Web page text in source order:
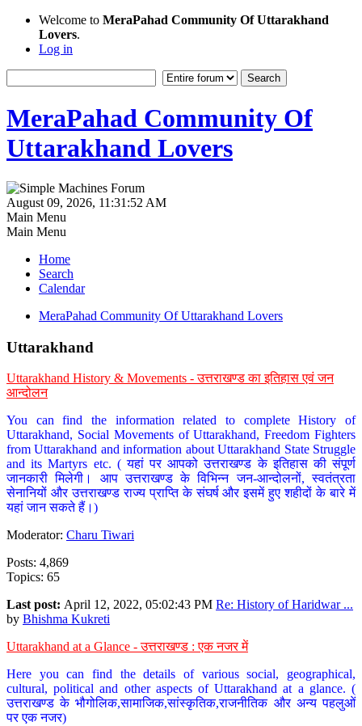
Welcome to MeraPahad Community Of Uttarakhand
Lovers.
Log in
MeraPahad Community Of
Uttarakhand Lovers
August 09, 2026, 11:31:52 AM
Main Menu
Main Menu
Home
Search
Calendar
MeraPahad Community Of Uttarakhand Lovers
Uttarakhand
Uttarakhand History & Movements - उत्तराखण्ड का इतिहास एवं जन
आन्दोलन
You can find the information related to complete History of
Uttarakhand, Social Movements of Uttarakhand, Freedom Fighters
from Uttarakhand and information about Uttarakhand State Struggle
and its Martyrs etc. ( यहां पर आपको उत्तराखण्ड के इतिहास की संपूर्ण
जानकारी मिलेगी। आप उत्तराखण्ड के विभिन्न जन-आन्दोलनों, स्वतंत्रता
सेनानियों और उत्तराखण्ड राज्य प्राप्ति के संघर्ष और इसमें हुए शहीदों के बारे में
यहां जान सकते हैं।)
Moderator: Charu Tiwari
Posts: 4,869
Topics: 65
Last post: April 12, 2022, 05:02:43 PM Re: History of Haridwar ...
by Bhishma Kukreti
Uttarakhand at a Glance - उत्तराखण्ड : एक नजर में
Here you can find the details of various social, geographical,
cultural, political and other aspects of Uttarakhand at a glance. (
उत्तराखण्ड के भौगोलिक,सामाजिक,सांस्कृतिक,राजनीतिक और अन्य पहलुओं
पर एक नजर)